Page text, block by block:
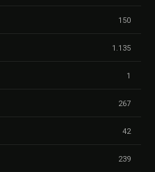
150
1.135
1
267
42
239